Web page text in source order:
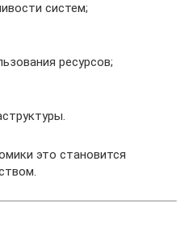
систем;
ресурсов;
это становится